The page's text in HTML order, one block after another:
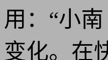
用：“小
变化。在